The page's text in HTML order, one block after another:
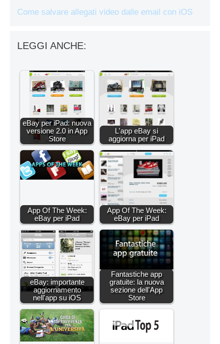
Come salvare allegati video dalle email con iOS
LEGGI ANCHE:
eBay per iPad: nuova
versione 2.0 in App
Store
L'app eBay si
aggiorna per iPad
App Of The Week:
eBay per iPad
App Of The Week:
eBay per iPad
eBay: importante
aggiornamento
nell'app su iOS
Fantastiche app
gratuite: la nuova
sezione dell'App
Store